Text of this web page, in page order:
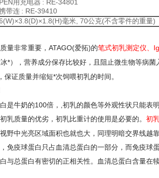
PEN用充电器 : RE-34801
带连 : RE-39410
×3.8(D)×1.8(H)毫米 , 70公克(不含零件的重量)
量非常重要， ATAGO(爱拓)的笔式初乳测定仪
*），营养成分保存比较好，且阻止微生物等病
保证质量并缩短*次饲喂初乳的时间。
是牛奶的100倍，
初乳的颜色等外观性状只能表
乳质量的优劣，初乳比重计的使用是必要的。 初
野中光亮区域面积也就也大，同理明暗交界线越
免疫球蛋白只占血清总蛋白的一部分，而免疫球
与总蛋白有密切的正相关性。血清总蛋白含量在